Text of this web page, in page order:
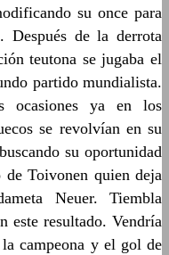
su once para
Después de la derrota
teutona se jugaba el
partido mundialista.
ocasiones ya en los
se revolvían en su
su oportunidad
Toivonen quien deja
Neuer. Tiembla
este resultado. Vendría
campeona y el gol de